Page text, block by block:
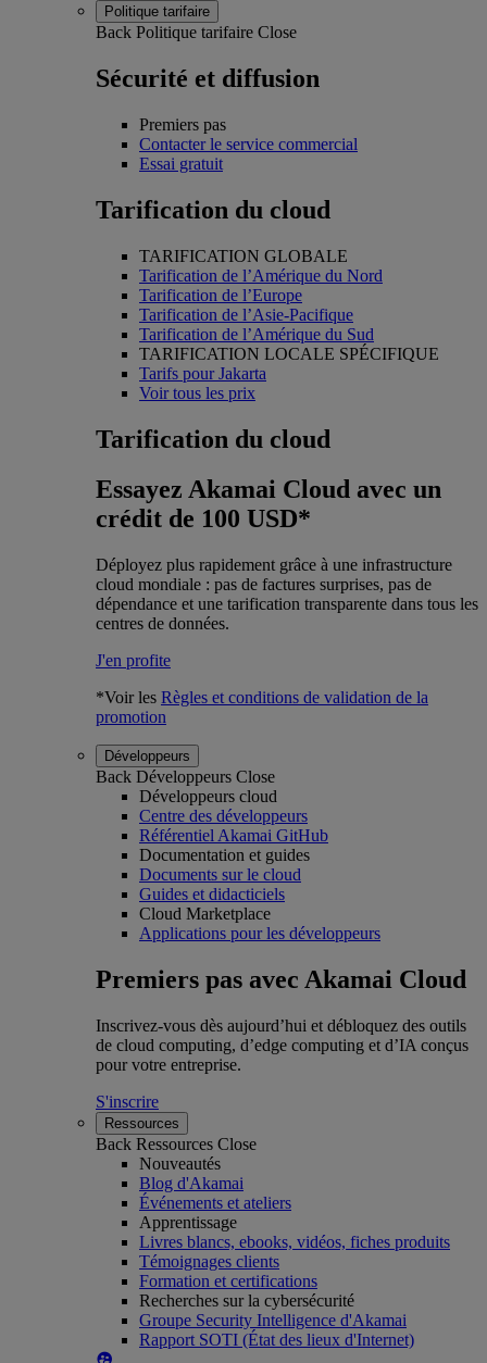
Politique tarifaire
Back Politique tarifaire Close
Sécurité et diffusion
Premiers pas
Contacter le service commercial
Essai gratuit
Tarification du cloud
TARIFICATION GLOBALE
Tarification de l’Amérique du Nord
Tarification de l’Europe
Tarification de l’Asie-Pacifique
Tarification de l’Amérique du Sud
TARIFICATION LOCALE SPÉCIFIQUE
Tarifs pour Jakarta
Voir tous les prix
Tarification du cloud
Essayez Akamai Cloud avec un
crédit de 100 USD*
Déployez plus rapidement grâce à une infrastructure
cloud mondiale : pas de factures surprises, pas de
dépendance et une tarification transparente dans tous les
centres de données.
J'en profite
*Voir les Règles et conditions de validation de la
promotion
Développeurs
Back Développeurs Close
Développeurs cloud
Centre des développeurs
Référentiel Akamai GitHub
Documentation et guides
Documents sur le cloud
Guides et didacticiels
Cloud Marketplace
Applications pour les développeurs
Premiers pas avec Akamai Cloud
Inscrivez-vous dès aujourd’hui et débloquez des outils
de cloud computing, d’edge computing et d’IA conçus
pour votre entreprise.
S'inscrire
Ressources
Back Ressources Close
Nouveautés
Blog d'Akamai
Événements et ateliers
Apprentissage
Livres blancs, ebooks, vidéos, fiches produits
Témoignages clients
Formation et certifications
Recherches sur la cybersécurité
Groupe Security Intelligence d'Akamai
Rapport SOTI (État des lieux d'Internet)